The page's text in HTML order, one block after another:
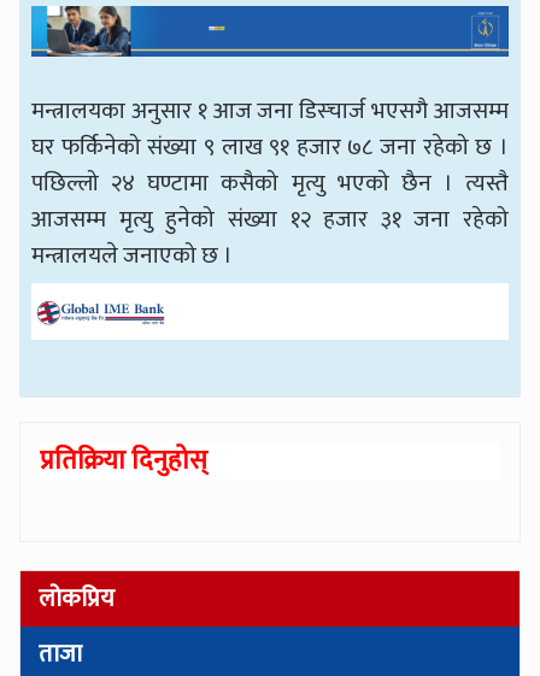
मन्त्रालयका अनुसार १ आज जना डिस्चार्ज भएसगै आजसम्म
घर फर्किनेको संख्या ९ लाख ९१ हजार ७८ जना रहेको छ ।
पछिल्लो २४ घण्टामा कसैको मृत्यु भएको छैन । त्यस्तै
आजसम्म मृत्यु हुनेको संख्या १२ हजार ३१ जना रहेको
मन्त्रालयले जनाएको छ ।
प्रतिक्रिया दिनुहोस्
लोकप्रिय
ताजा